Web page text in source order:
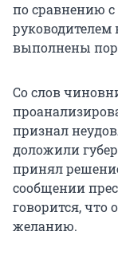
по сравнению
выполнены
Со слов
признал
доложили
принял
сообщении
говорится, что
желанию.